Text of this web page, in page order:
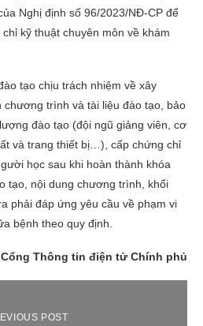
Nghị định số 96/2023/NĐ-CP để
kỹ thuật chuyên môn về khám
tạo chịu trách nhiệm về xây
trình và tài liệu đào tạo, bảo
đào tạo (đội ngũ giảng viên, cơ
và trang thiết bị…), cấp chứng chỉ
học sau khi hoàn thành khóa
tạo, nội dung chương trình, khối
phải đáp ứng yêu cầu về phạm vi
bệnh theo quy định.
Thông tin điện tử Chính phủ
POST